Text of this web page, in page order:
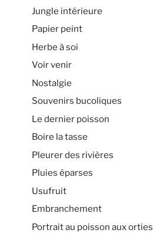
Jungle intérieure
Papier peint
Herbe à soi
Voir venir
Nostalgie
Souvenirs bucoliques
Le dernier poisson
Boire la tasse
Pleurer des rivières
Pluies éparses
Usufruit
Embranchement
Portrait au poisson aux orties